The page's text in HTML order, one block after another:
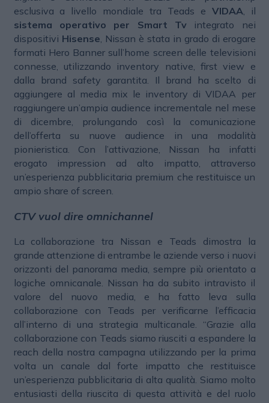
esclusiva a livello mondiale tra Teads e VIDAA, il
sistema operativo per Smart Tvintegrato nei
dispositivi Hisense, Nissan è stata in grado di erogare
formati Hero Banner sull’home screen delle televisioni
connesse, utilizzando inventory native, first view e
dalla brand safety garantita. Il brand ha scelto di
aggiungere al media mix le inventory di VIDAA per
raggiungere un’ampia audience incrementale nel mese
di dicembre, prolungando così la comunicazione
dell’offerta su nuove audience in una modalità
pionieristica. Con l’attivazione, Nissan ha infatti
erogato impression ad alto impatto, attraverso
un’esperienza pubblicitaria premium che restituisce un
ampio share of screen.
CTV vuol dire omnichannel
La collaborazione tra Nissan e Teads dimostra la
grande attenzione di entrambe le aziende verso i nuovi
orizzonti del panorama media, sempre più orientato a
logiche omnicanale. Nissan ha da subito intravisto il
valore del nuovo media, e ha fatto leva sulla
collaborazione con Teads per verificarne l’efficacia
all’interno di una strategia multicanale. “Grazie alla
collaborazione con Teads siamo riusciti a espandere la
reach della nostra campagna utilizzando per la prima
volta un canale dal forte impatto che restituisce
un’esperienza pubblicitaria di alta qualità. Siamo molto
entusiasti della riuscita di questa attività e del ruolo